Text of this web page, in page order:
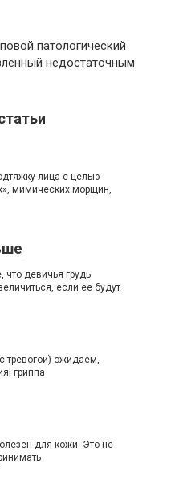
патологический
недостаточным
лица с целью
мимических морщин,
что девичья грудь
если ее будут
тревогой) ожидаем,
гриппа
для кожи. Это не